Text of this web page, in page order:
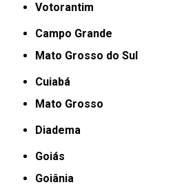
Votorantim
Campo Grande
Mato Grosso do Sul
Cuiabá
Mato Grosso
Diadema
Goiás
Goiânia